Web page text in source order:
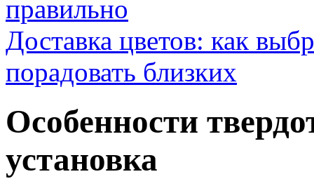
правильно
Доставка цветов: как
порадовать близких
Особенности
установка